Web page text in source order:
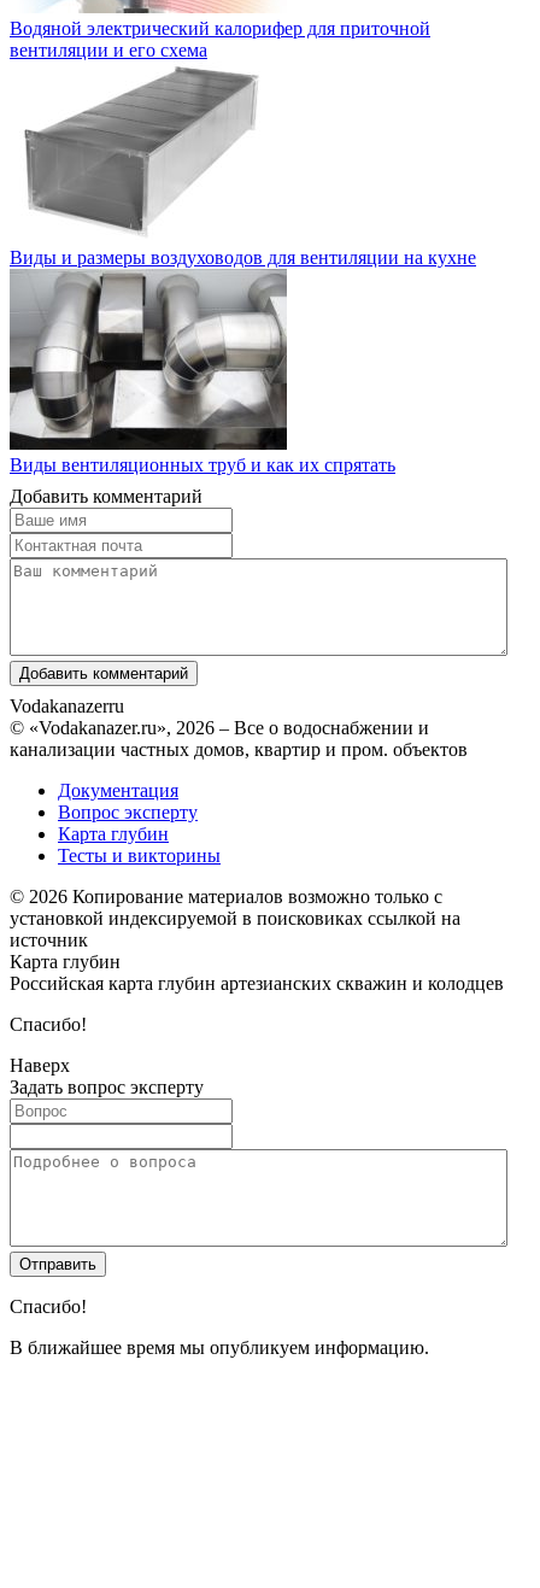
Водяной электрический калорифер для приточной
вентиляции и его схема
Виды и размеры воздуховодов для вентиляции на кухне
Виды вентиляционных труб и как их спрятать
Добавить комментарий
Vodakanazerru
© «Vodakanazer.ru», 2026 – Все о водоснабжении и
канализации частных домов, квартир и пром. объектов
Документация
Вопрос эксперту
Карта глубин
Тесты и викторины
© 2026 Копирование материалов возможно только с
установкой индексируемой в поисковиках ссылкой на
источник
Карта глубин
Российская карта глубин артезианских скважин и колодцев
Спасибо!
Наверх
Задать вопрос эксперту
Спасибо!
В ближайшее время мы опубликуем информацию.